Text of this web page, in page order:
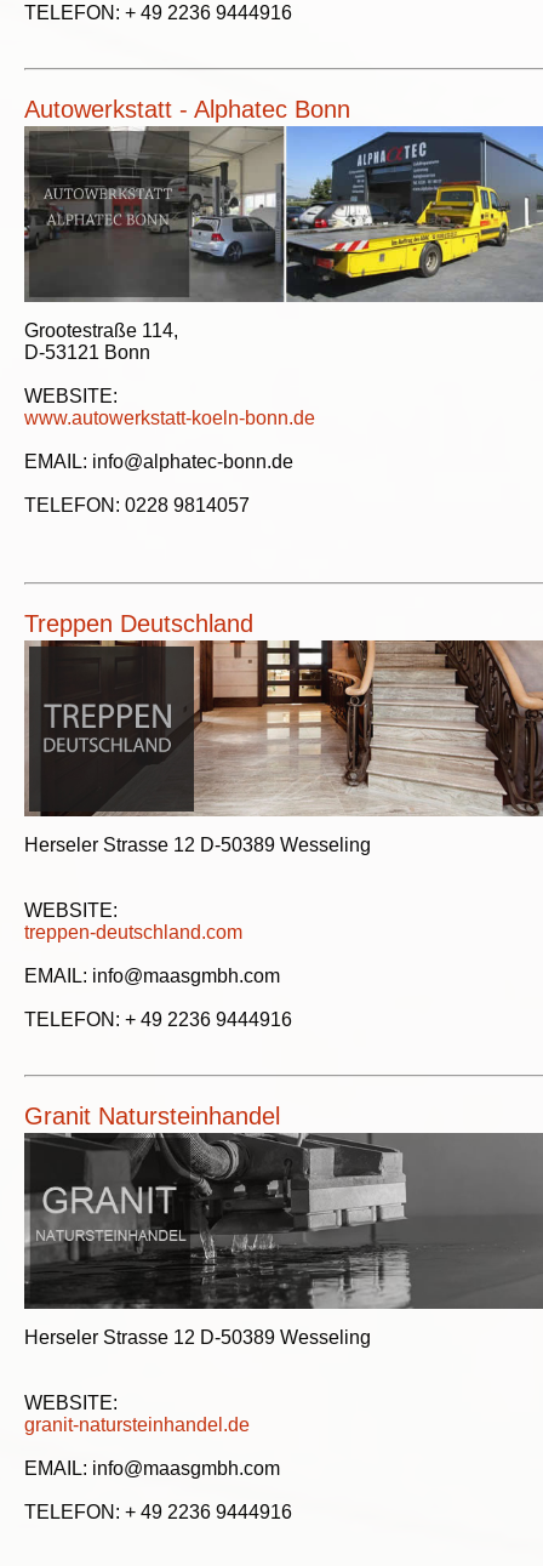
TELEFON: + 49 2236 9444916
Autowerkstatt - Alphatec Bonn
Grootestraße 114,
D-53121 Bonn
WEBSITE:
www.autowerkstatt-koeln-bonn.de
EMAIL: info@alphatec-bonn.de
TELEFON: 0228 9814057
Treppen Deutschland
Herseler Strasse 12 D-50389 Wesseling
WEBSITE:
treppen-deutschland.com
EMAIL: info@maasgmbh.com
TELEFON: + 49 2236 9444916
Granit Natursteinhandel
Herseler Strasse 12 D-50389 Wesseling
WEBSITE:
granit-natursteinhandel.de
EMAIL: info@maasgmbh.com
TELEFON: + 49 2236 9444916